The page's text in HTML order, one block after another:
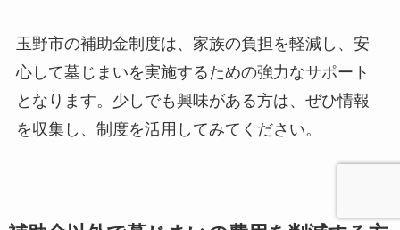
玉野市の補助金制度は、家族の負担を軽減し、安
心して墓じまいを実施するための強力なサポート
となります。少しでも興味がある方は、ぜひ情報
を収集し、制度を活用してみてください。